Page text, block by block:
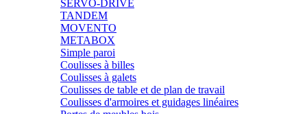
SERVO-DRIVE
TANDEM
MOVENTO
METABOX
Simple paroi
Coulisses à billes
Coulisses à galets
Coulisses de table et de plan de travail
Coulisses d'armoires et guidages linéaires